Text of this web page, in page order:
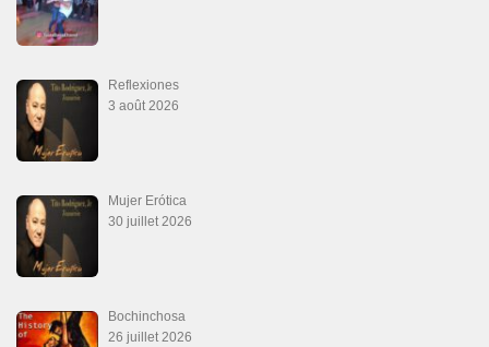
Reflexiones
3 août 2026
Mujer Erótica
30 juillet 2026
Bochinchosa
26 juillet 2026